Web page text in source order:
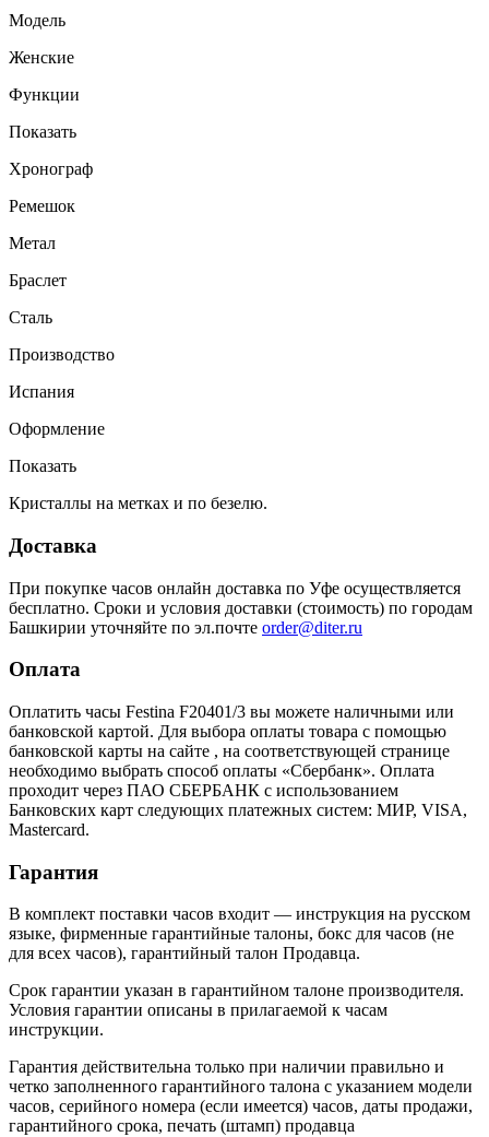
Модель
Женские
Функции
Показать
Хронограф
Ремешок
Метал
Браслет
Сталь
Производство
Испания
Оформление
Показать
Кристаллы на метках и по безелю.
Доставка
При покупке часов онлайн доставка по Уфе осуществляется
бесплатно. Сроки и условия доставки (стоимость) по городам
Башкирии уточняйте по эл.почте order@diter.ru
Оплата
Оплатить часы Festina F20401/3 вы можете наличными или
банковской картой. Для выбора оплаты товара с помощью
банковской карты на сайте , на соответствующей странице
необходимо выбрать способ оплаты «Сбербанк». Оплата
проходит через ПАО СБЕРБАНК с использованием
Банковских карт следующих платежных систем: МИР, VISA,
Mastercard.
Гарантия
В комплект поставки часов входит — инструкция на русском
языке, фирменные гарантийные талоны, бокс для часов (не
для всех часов), гарантийный талон Продавца.
Срок гарантии указан в гарантийном талоне производителя.
Условия гарантии описаны в прилагаемой к часам
инструкции.
Гарантия действительна только при наличии правильно и
четко заполненного гарантийного талона с указанием модели
часов, серийного номера (если имеется) часов, даты продажи,
гарантийного срока, печать (штамп) продавца